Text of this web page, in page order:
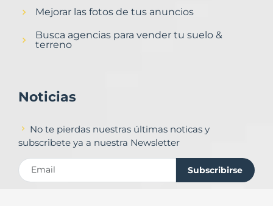
Mejorar las fotos de tus anuncios
Busca agencias para vender tu suelo &
terreno
Noticias
No te pierdas nuestras últimas noticas y
subscribete ya a nuestra Newsletter
Subscribirse